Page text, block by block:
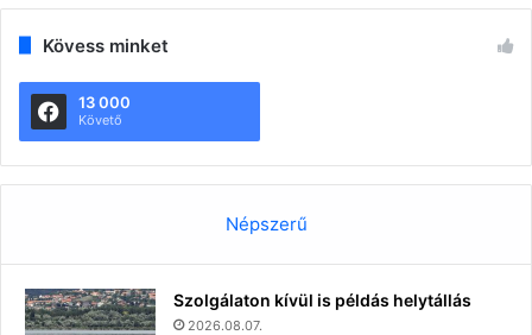
Kövess minket
13 000
Követő
Népszerű
Szolgálaton kívül is példás helytállás
2026.08.07.